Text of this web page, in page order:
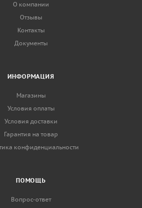
О компании
Отзывы
Контакты
Документы
ИНФОРМАЦИЯ
Магазины
Условия оплаты
Условия доставки
Гарантия на товар
конфиденциальности
ПОМОЩЬ
Вопрос-ответ